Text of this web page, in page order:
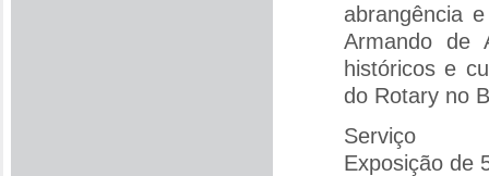
abrangência
Armando de
históricos e
do Rotary no
Serviço
Exposição de